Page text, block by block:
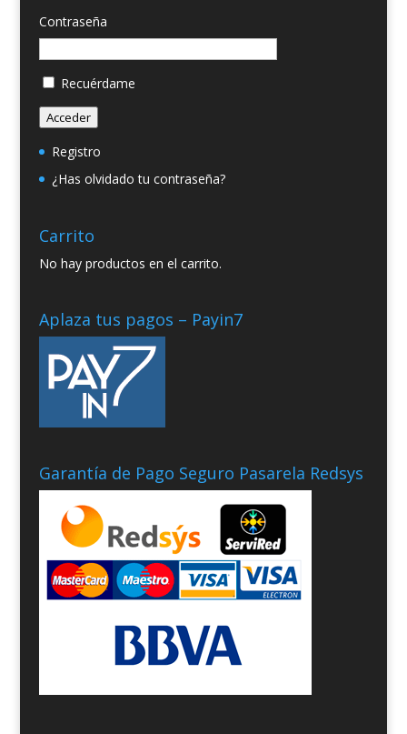
Contraseña
Recuérdame
Acceder
Registro
¿Has olvidado tu contraseña?
Carrito
No hay productos en el carrito.
Aplaza tus pagos – Payin7
Garantía de Pago Seguro Pasarela Redsys